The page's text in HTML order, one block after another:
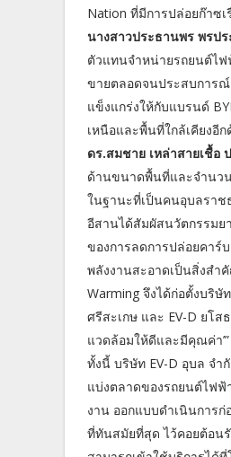
Nation ที่มีการปล่อยก๊าซ
นางสาวประธานพร พรปร
ตัวแทนจำหน่ายรถยนต์ไฟ
ขายตลอดจนประสบการณ์
แข็งแกร่งให้กับแบรนด์
เหนือและพื้นที่ใกล้เคียงอีก
ดร.สมชาย เหล่าสายเชื้อ
ด้านขนาดพื้นที่และจำนวน
ในฐานะที่เป็นคนอุบลราช
อีสานได้สัมผัสนวัตกรรมย
ของการลดการปล่อยคาร์
พลังงานสะอาดเป็นสิ่งสำ
Warming จึงได้ก่อตั้งบริษั
ศรีสะเกษ และ EV-D ยโส
แวดล้อมให้ดีและมีคุณค่า’”
ทั้งนี้ บริษัท EV-D อุบล จำ
แบ่งตลาดของรถยนต์ไฟฟ้
งาน ออกแบบดำเนินการ
ที่ทันสมัยที่สุด ไว้คอยต้อน